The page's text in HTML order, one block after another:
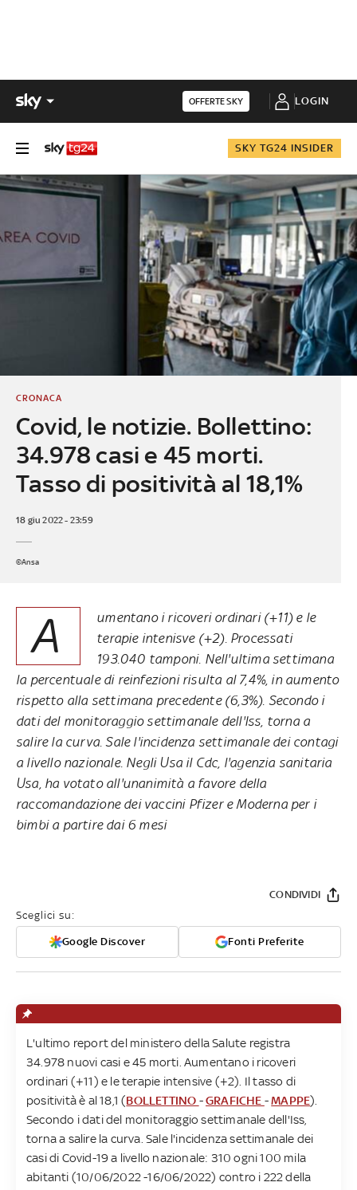
OFFERTE SKY LOGIN
SKY TG24 INSIDER
Covid, le notizie. Bollettino:
34.978 casi e 45 morti.
Tasso di positività al 18,1%
CRONACA
18 giu 2022 - 23:59
©Ansa
A
umentano i ricoveri ordinari (+11) e le
terapie intenisve (+2). Processati
193.040 tamponi. Nell'ultima settimana
la percentuale di reinfezioni risulta al 7,4%, in aumento
rispetto alla settimana precedente (6,3%). Secondo i
dati del monitoraggio settimanale dell'Iss, torna a
salire la curva. Sale l'incidenza settimanale dei contagi
a livello nazionale. Negli Usa il Cdc, l'agenzia sanitaria
Usa, ha votato all'unanimità a favore della
raccomandazione dei vaccini Pfizer e Moderna per i
bimbi a partire dai 6 mesi
Sceglici su:
Google Discover Fonti Preferite
CONDIVIDI
L'ultimo report del ministero della Salute registra
34.978 nuovi casi e 45 morti. Aumentano i ricoveri
ordinari (+11) e le terapie intensive (+2). Il tasso di
positività è al 18,1 (BOLLETTINO -GRAFICHE -MAPPE).
Secondo i dati del monitoraggio settimanale dell'Iss,
torna a salire la curva. Sale l'incidenza settimanale dei
casi di Covid-19 a livello nazionale: 310 ogni 100 mila
abitanti (10/06/2022 -16/06/2022) contro i 222 della